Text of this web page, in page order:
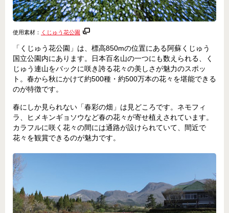
使用素材： くじゅう花公園
「くじゅう花公園」は、標高850mの位置にある阿蘇くじゅう
国立公園内にあります。日本百名山の一つにも数えられる、く
じゅう連山をバックに咲き誇る花々の美しさが魅力のスポッ
ト。春から秋にかけて約500種・約500万本の花々を堪能できる
のが特徴です。
春にしか見られない「春彩の畑」は見どころです。ネモフィ
ラ、ヒメキンギョソウなど春の花々が寄せ植えされています。
カラフルに咲く花々の間には通路が設けられていて、間近で
花々を観賞できるのが魅力です。